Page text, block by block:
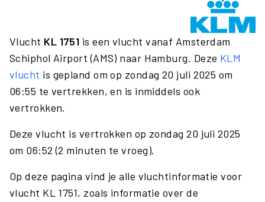
Vlucht KL 1751 is een vlucht vanaf Amsterdam
Schiphol Airport (AMS) naar Hamburg. Deze KLM
vlucht is gepland om op zondag 20 juli 2025 om
06:55 te vertrekken, en is inmiddels ook
vertrokken.
Deze vlucht is vertrokken op zondag 20 juli 2025
om 06:52 (2 minuten te vroeg).
Op deze pagina vind je alle vluchtinformatie voor
vlucht KL 1751, zoals informatie over de